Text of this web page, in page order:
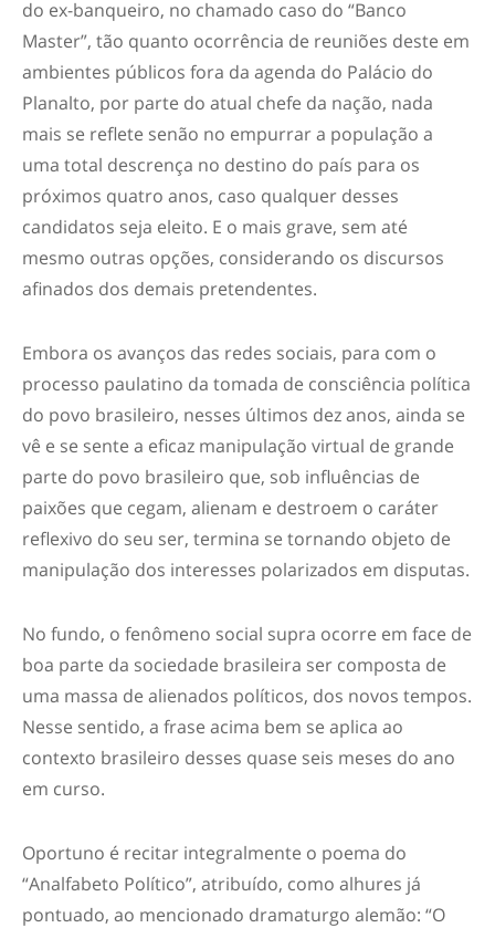
do ex-banqueiro, no chamado caso do “Banco
Master”, tão quanto ocorrência de reuniões deste em
ambientes públicos fora da agenda do Palácio do
Planalto, por parte do atual chefe da nação, nada
mais se reflete senão no empurrar a população a
uma total descrença no destino do país para os
próximos quatro anos, caso qualquer desses
candidatos seja eleito. E o mais grave, sem até
mesmo outras opções, considerando os discursos
afinados dos demais pretendentes.
Embora os avanços das redes sociais, para com o
processo paulatino da tomada de consciência política
do povo brasileiro, nesses últimos dez anos, ainda se
vê e se sente a eficaz manipulação virtual de grande
parte do povo brasileiro que, sob influências de
paixões que cegam, alienam e destroem o caráter
reflexivo do seu ser, termina se tornando objeto de
manipulação dos interesses polarizados em disputas.
No fundo, o fenômeno social supra ocorre em face de
boa parte da sociedade brasileira ser composta de
uma massa de alienados políticos, dos novos tempos.
Nesse sentido, a frase acima bem se aplica ao
contexto brasileiro desses quase seis meses do ano
em curso.
Oportuno é recitar integralmente o poema do
“Analfabeto Político”, atribuído, como alhures já
pontuado, ao mencionado dramaturgo alemão: “O